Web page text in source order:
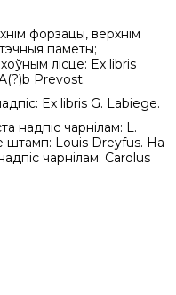
форзацы, верхнім
паметы;
лісце: Ex libris
Prevost.
Ex libris G. Labiege.
надпіс чарнілам: L.
штамп: Louis Dreyfus. На
чарнілам: Carolus